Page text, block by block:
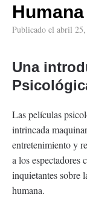
Humana
Publicado el abril
Una
Las películas
intrincada
entretenimiento y
a los espectadores
inquietantes sobre
humana.